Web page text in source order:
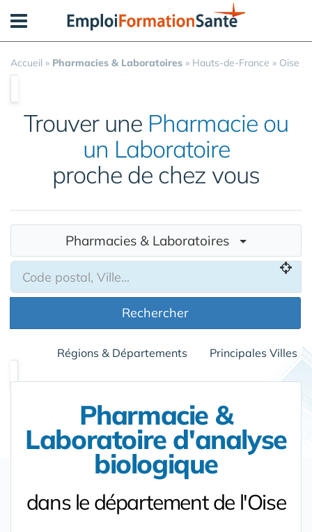
Accueil » Pharmacies & Laboratoires » Hauts-de-France » Oise
Trouver une Pharmacie ou
un Laboratoire
proche de chez vous
Pharmacies & Laboratoires
Rechercher
Régions & Départements Principales Villes
Pharmacie &
Laboratoire d'analyse
biologique
dans le département de l'Oise